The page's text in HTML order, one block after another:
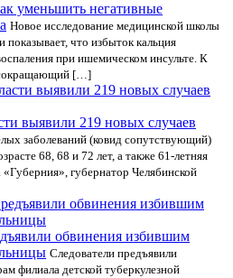
уменьшить негативные
Новое исследование медицинской школы
что избыток кальция
при ишемическом инсульте. К
сокращающий […]
выявили 219 новых случаев
заболеваний (ковид сопутствующий)
68, 68 и 72 лет, а также 61-летняя
губернатор Челябинской
обвинения избившим
Следователи предъявили
филиала детской туберкулезной